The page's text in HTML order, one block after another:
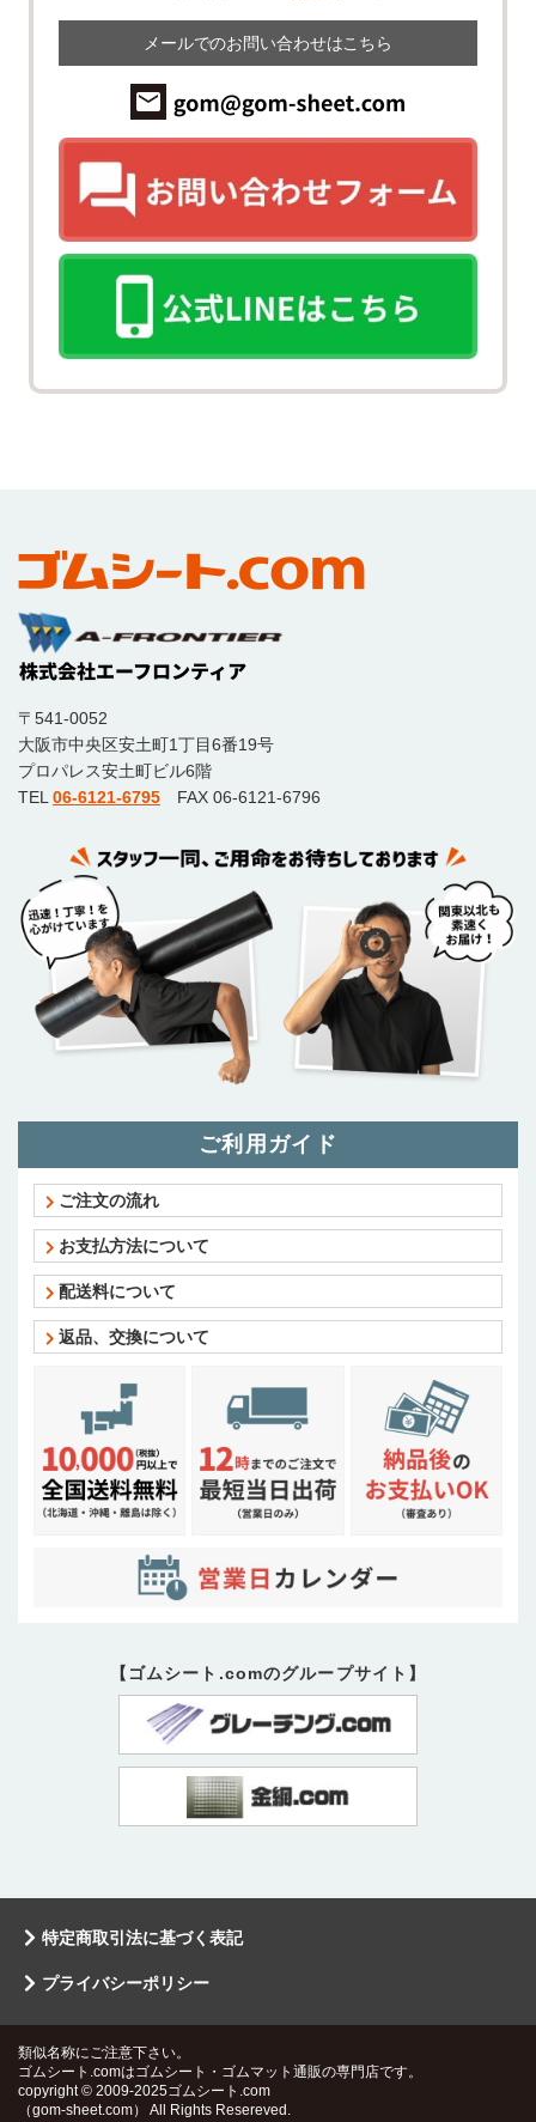
メールでのお問い合わせはこちら
〒541-0052
大阪市中央区安土町1丁目6番19号
プロパレス安土町ビル6階
TEL 06-6121-6795 FAX 06-6121-6796
ご利用ガイド
ご注文の流れ
お支払方法について
配送料について
返品、交換について
【ゴムシート.comのグループサイト】
特定商取引法に基づく表記
プライバシーポリシー
類似名称にご注意下さい。
ゴムシート.comはゴムシート・ゴムマット通販の専門店です。
copyright © 2009-2025ゴムシート.com
（gom-sheet.com） All Rights Resereved.